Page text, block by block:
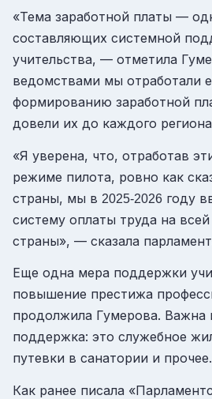
«Тема заработной платы —
составляющих системной
учительства, — отметила
ведомствами мы отработали
формированию заработной
довели их до каждого
«Я уверена, что, отработав
режиме пилота, ровно как
страны, мы в 2025-2026 году
систему оплаты труда на
страны», — сказала
Еще одна мера поддержки
повышение престижа
продолжила Гумерова. Важна
поддержка: это служебное
путевки в санатории и прочее.
Как ранее писала